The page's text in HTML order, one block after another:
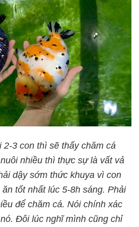
3 con thì sẽ thấy chăm cá
nhiều thì thực sự là vất vả
dậy sớm thức khuya vì con
tốt nhất lúc 5-8h sáng. Phải
để chăm cá. Nói chính xác
Đôi lúc nghĩ mình cũng chỉ